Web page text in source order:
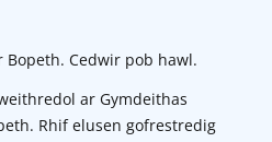
Cedwir pob hawl.
ar Gymdeithas
Rhif elusen gofrestredig